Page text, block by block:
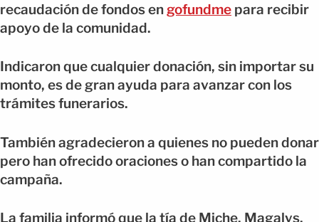
recaudación de fondos engofundme para recibir
apoyo de la comunidad.
Indicaron que cualquier donación, sin importar su
monto, es de gran ayuda para avanzar con los
trámites funerarios.
También agradecieron a quienes no pueden donar
pero han ofrecido oraciones o han compartido la
campaña.
La familia informó que la tía de Miche, Magalys,